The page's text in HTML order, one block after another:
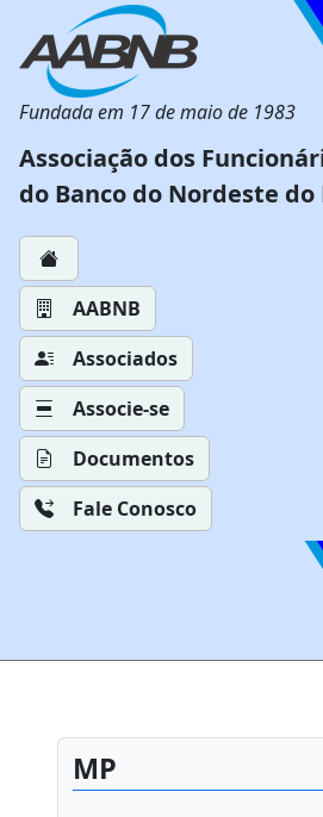
Fundada em 17 de maio de 1983
Associação dos
do Banco do Nordeste do
AABNB
Associados
Associe-se
Documentos
Fale Conosco
MP